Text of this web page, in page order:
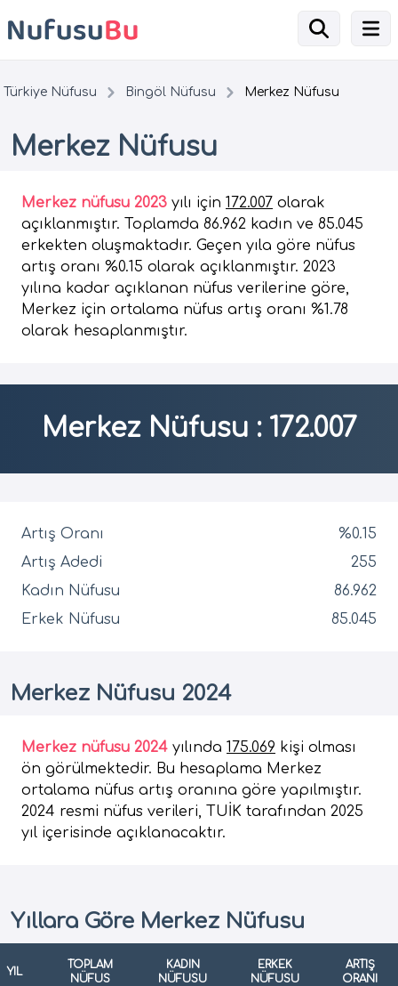
Türkiye Nüfusu Bingöl Nüfusu Merkez Nüfusu
Merkez Nüfusu
Merkez nüfusu 2023 yılı için 172.007 olarak
açıklanmıştır. Toplamda 86.962 kadın ve 85.045
erkekten oluşmaktadır. Geçen yıla göre nüfus
artış oranı %0.15 olarak açıklanmıştır. 2023
yılına kadar açıklanan nüfus verilerine göre,
Merkez için ortalama nüfus artış oranı %1.78
olarak hesaplanmıştır.
Merkez Nüfusu : 172.007
Artış Oranı
%0.15
Artış Adedi
255
Kadın Nüfusu
86.962
Erkek Nüfusu
85.045
Merkez Nüfusu 2024
Merkez nüfusu 2024 yılında 175.069 kişi olması
ön görülmektedir. Bu hesaplama Merkez
ortalama nüfus artış oranına göre yapılmıştır.
2024 resmi nüfus verileri, TUİK tarafından 2025
yıl içerisinde açıklanacaktır.
Yıllara Göre Merkez Nüfusu
YIL
TOPLAM
NÜFUS
KADIN
NÜFUSU
ERKEK
NÜFUSU
ARTIŞ
ORANI